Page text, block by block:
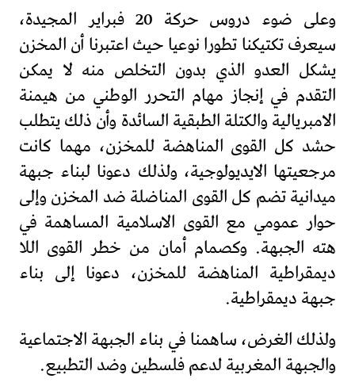
وعلى ضوء دروس حركة 20 فبراير المجيدة،
سيعرف تكتيكنا تطورا نوعيا حيث اعتبرنا أن المخزن
يشكل العدو الذي بدون التخلص منه لا يمكن
التقدم في إنجاز مهام التحرر الوطني من هيمنة
الامبريالية والكتلة الطبقية السائدة وأن ذلك يتطلب
حشد كل القوى المناهضة للمخزن، مهما كانت
مرجعيتها الايديولوجية، ولذلك دعونا لبناء جبهة
ميدانية تضم كل القوى المناضلة ضد المخزن وإلى
حوار عمومي مع القوى الاسلامية المساهمة في
هته الجبهة. وكصمام أمان من خطر القوى اللا
ديمقراطية المناهضة للمخزن، دعونا إلى بناء
جبهة ديمقراطية.
ولذلك الغرض، ساهمنا في بناء الجبهة الاجتماعية
والجبهة المغربية لدعم فلسطين وضد التطبيع.